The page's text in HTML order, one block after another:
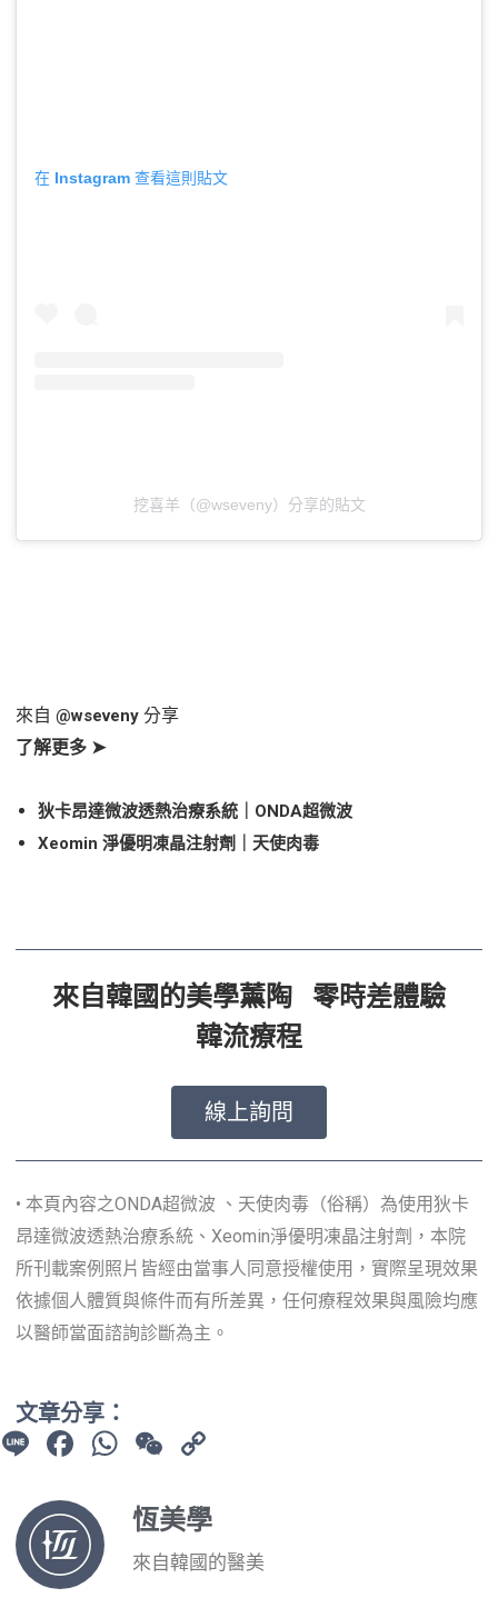
在 Instagram 查看這則貼文
挖喜羊（@wseveny）分享的貼文
來自 @wseveny 分享
了解更多 ➤
狄卡昂達微波透熱治療系統｜ONDA超微波
Xeomin 淨優明凍晶注射劑｜天使肉毒
來自韓國的美學薰陶 零時差體驗
韓流療程
線上詢問
• 本頁內容之ONDA超微波 、天使肉毒（俗稱）為使用狄卡
昂達微波透熱治療系統、Xeomin淨優明凍晶注射劑，本院
所刊載案例照片皆經由當事人同意授權使用，實際呈現效果
依據個人體質與條件而有所差異，任何療程效果與風險均應
以醫師當面諮詢診斷為主。
文章分享：
LineFacebook
WhatsApp
WeChat
恆美學
來自韓國的醫美